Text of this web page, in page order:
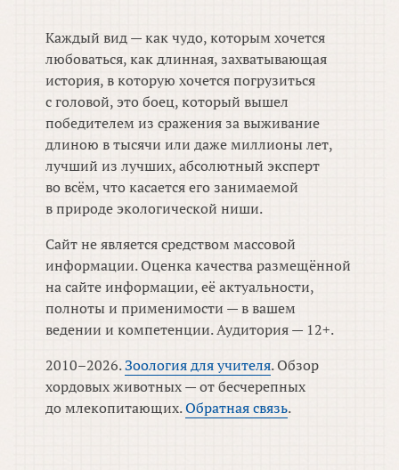
Каждый вид — как чудо, которым хочется
любоваться, как длинная, захватывающая
история, в которую хочется погрузиться
с головой, это боец, который вышел
победителем из сражения за выживание
длиною в тысячи или даже миллионы лет,
лучший из лучших, абсолютный эксперт
во всём, что касается его занимаемой
в природе экологической ниши.
Сайт не является средством массовой
информации. Оценка качества размещённой
на сайте информации, её актуальности,
полноты и применимости — в вашем
ведении и компетенции. Аудитория — 12+.
2010–2026.Зоология для учителя. Обзор
хордовых животных — от бесчерепных
до млекопитающих.Обратная связь.